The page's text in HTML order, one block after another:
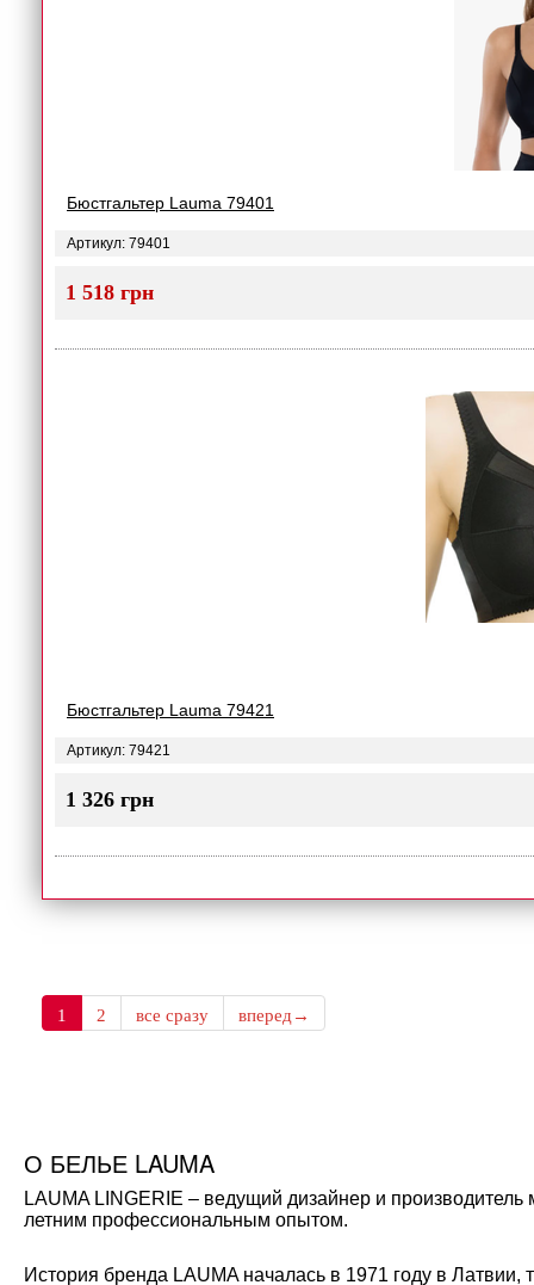
Бюстгальтер Lauma 79401
Артикул: 79401
1 518 грн
Бюстгальтер Lauma 79421
Артикул: 79421
1 326 грн
1 2 все сразу вперед→
О БЕЛЬЕ LAUMA
LAUMA LINGERIE – ведущий дизайнер и
летним профессиональным опытом.
История бренда LAUMA началась в 1971 году в